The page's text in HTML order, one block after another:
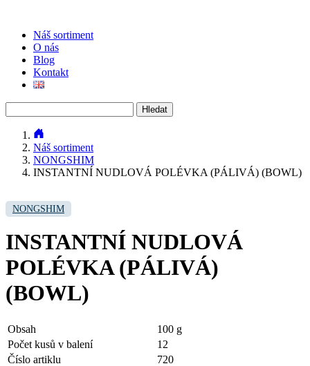
Náš sortiment
O nás
Blog
Kontakt
Náš sortiment
NONGSHIM
INSTANTNÍ NUDLOVÁ POLÉVKA (PÁLIVÁ) (BOWL)
NONGSHIM
INSTANTNÍ NUDLOVÁ
POLÉVKA (PÁLIVÁ)
(BOWL)
Obsah
100 g
Počet kusů v balení
12
Číslo artiklu
720